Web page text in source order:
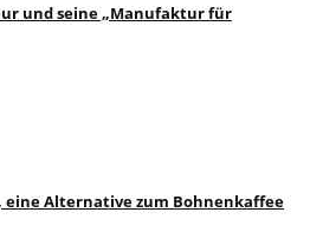
und seine „Manufaktur für
eine Alternative zum Bohnenkaffee